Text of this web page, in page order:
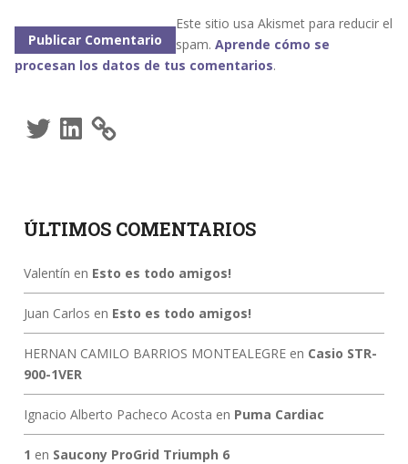
Este sitio usa Akismet para reducir el
spam. Aprende cómo se
procesan los datos de tus comentarios.
TwitterLinkedIn
ÚLTIMOS COMENTARIOS
Valentín en Esto es todo amigos!
Juan Carlos en Esto es todo amigos!
HERNAN CAMILO BARRIOS MONTEALEGREen Casio STR-
900-1VER
Ignacio Alberto Pacheco Acosta en Puma Cardiac
1 en Saucony ProGrid Triumph 6